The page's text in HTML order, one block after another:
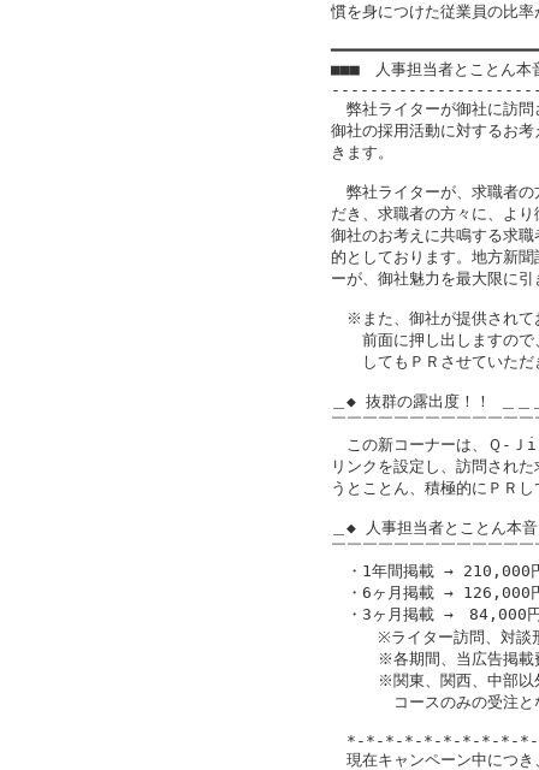
慣を身につけた従業員の比
■■■　人事担当者とことん
弊社ライターが御社に訪問
御社の採用活動に対するお
きます。
弊社ライターが、求職者の
だき、求職者の方々に、よ
御社のお考えに共鳴する求
的としております。地方新
ーが、御社魅力を最大限に
※また、御社が提供されて
前面に押し出しますので
してもＰＲさせていただ
＿◆ 抜群の露出度！！ ＿＿
￣￣￣￣￣￣￣￣￣￣￣￣
この新コーナーは、Ｑ-Ｊi
リンクを設定し、訪問され
うとことん、積極的にＰＲ
＿◆ 人事担当者とことん本
￣￣￣￣￣￣￣￣￣￣￣￣
・1年間掲載 → 210,000
・6ヶ月掲載 → 126,000
・3ヶ月掲載 →　84,000
※ライター訪問、対談形
※各期間、当広告掲載
※関東、関西、中部以外
コースのみの受注とな
*-*-*-*-*-*-*-*-*-
現在キャンペーン中につき